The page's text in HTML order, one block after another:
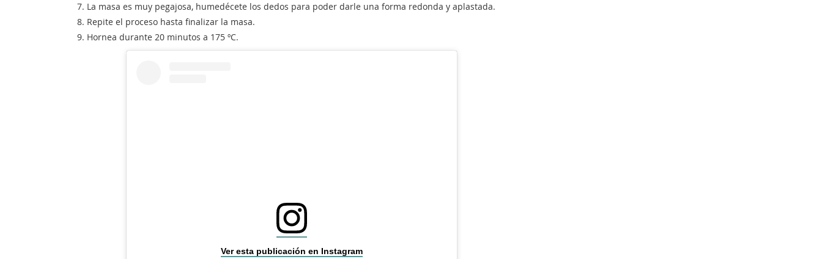
La masa es muy pegajosa, humedécete los dedos para poder darle una forma redonda y aplastada.
Repite el proceso hasta finalizar la masa.
Hornea durante 20 minutos a 175 ºC.
Ver esta publicación en Instagram